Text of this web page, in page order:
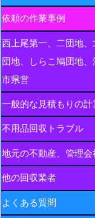
依頼の作業事例
西上尾第一、二団地、
団地、しらこ鳩団地、
市県営
一般的な見積もりの計
不用品回収トラブル
地元の不動産、管理会
他の回収業者
よくある質問